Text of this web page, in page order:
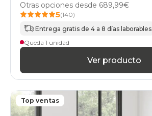
Otras opciones desde 689,99€
5(140)
Entrega gratis de 4 a 8 días laborables
Queda 1 unidad
Ver producto
Top ventas